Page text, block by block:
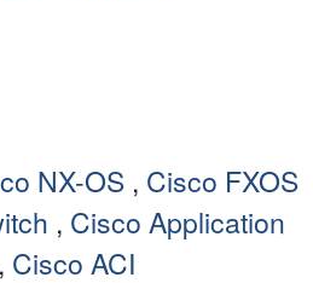
NX-OS , Cisco FXOS
, Cisco Application
, Cisco ACI